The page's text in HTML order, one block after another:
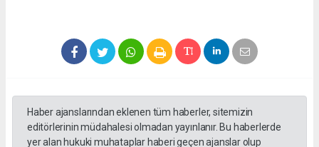
Haber ajanslarından eklenen tüm haberler, sitemizin
editörlerinin müdahalesi olmadan yayınlanır. Bu haberlerde
yer alan hukuki muhataplar haberi geçen ajanslar olup